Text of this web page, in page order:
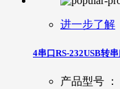
进一步了解
4串口RS-232USB转
产品型号 ：